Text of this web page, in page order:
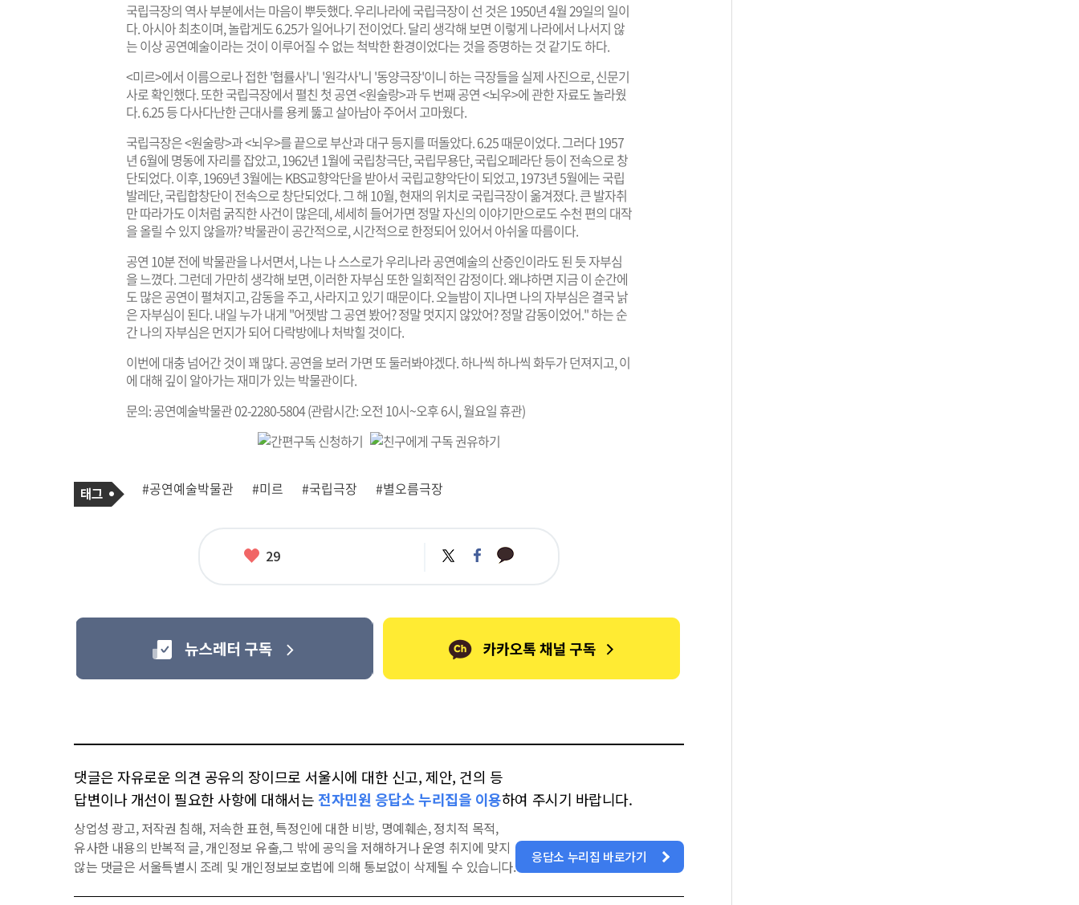
국립극장의 역사 부분에서는 마음이 뿌듯했다. 우리나라에 국립극장이 선 것은 1950년 4월 29일의 일이
다. 아시아 최초이며, 놀랍게도 6.25가 일어나기 전이었다. 달리 생각해 보면 이렇게 나라에서 나서지 않
는 이상 공연예술이라는 것이 이루어질 수 없는 척박한 환경이었다는 것을 증명하는 것 같기도 하다.
<미르>에서 이름으로나 접한 '협률사'니 '원각사'니 '동양극장'이니 하는 극장들을 실제 사진으로, 신문기
사로 확인했다. 또한 국립극장에서 펼친 첫 공연 <원술랑>과 두 번째 공연 <뇌우>에 관한 자료도 놀라웠
다. 6.25 등 다사다난한 근대사를 용케 뚫고 살아남아 주어서 고마웠다.
국립극장은 <원술랑>과 <뇌우>를 끝으로 부산과 대구 등지를 떠돌았다. 6.25 때문이었다. 그러다 1957
년 6월에 명동에 자리를 잡았고, 1962년 1월에 국립창극단, 국립무용단, 국립오페라단 등이 전속으로 창
단되었다. 이후, 1969년 3월에는 KBS교향악단을 받아서 국립교향악단이 되었고, 1973년 5월에는 국립
발레단, 국립합창단이 전속으로 창단되었다. 그 해 10월, 현재의 위치로 국립극장이 옮겨졌다. 큰 발자취
만 따라가도 이처럼 굵직한 사건이 많은데, 세세히 들어가면 정말 자신의 이야기만으로도 수천 편의 대작
을 올릴 수 있지 않을까? 박물관이 공간적으로, 시간적으로 한정되어 있어서 아쉬울 따름이다.
공연 10분 전에 박물관을 나서면서, 나는 나 스스로가 우리나라 공연예술의 산증인이라도 된 듯 자부심
을 느꼈다. 그런데 가만히 생각해 보면, 이러한 자부심 또한 일회적인 감정이다. 왜냐하면 지금 이 순간에
도 많은 공연이 펼쳐지고, 감동을 주고, 사라지고 있기 때문이다. 오늘밤이 지나면 나의 자부심은 결국 낡
은 자부심이 된다. 내일 누가 내게 "어젯밤 그 공연 봤어? 정말 멋지지 않았어? 정말 감동이었어." 하는 순
간 나의 자부심은 먼지가 되어 다락방에나 처박힐 것이다.
이번에 대충 넘어간 것이 꽤 많다. 공연을 보러 가면 또 둘러봐야겠다. 하나씩 하나씩 화두가 던져지고, 이
에 대해 깊이 알아가는 재미가 있는 박물관이다.
문의: 공연예술박물관 02-2280-5804 (관람시간: 오전 10시~오후 6시, 월요일 휴관)
사
태
그
#공연예술박물관 #미르 #국립극장 #별오름극장
좋
29 트
위
페
이
카
카
댓글은 자유로운 의견 공유의 장이므로 서울시에 대한 신고, 제안, 건의 등
답변이나 개선이 필요한 사항에 대해서는 전자민원 응답소 누리집을 이용하여 주시기 바랍니다.
상업성 광고, 저작권 침해, 저속한 표현, 특정인에 대한 비방, 명예훼손, 정치적 목적,
유사한 내용의 반복적 글, 개인정보 유출,그 밖에 공익을 저해하거나 운영 취지에 맞지
않는 댓글은 서울특별시 조례 및 개인정보보호법에 의해 통보없이 삭제될 수 있습니다.
응답소 누리집 바로가기